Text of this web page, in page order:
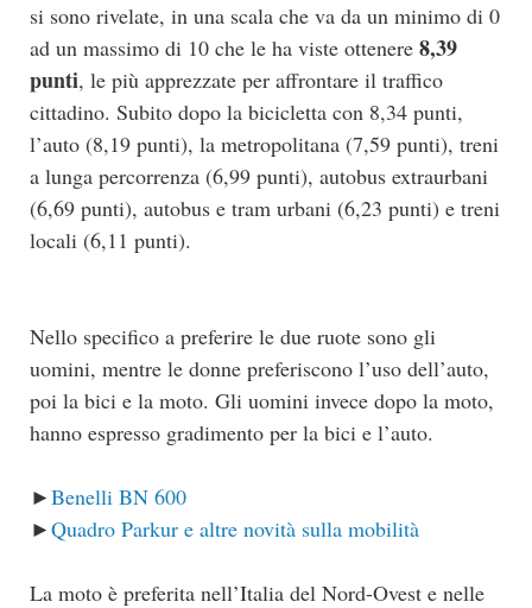
si sono rivelate, in una scala che va da un minimo di 0
ad un massimo di 10 che le ha viste ottenere 8,39
punti, le più apprezzate per affrontare il traffico
cittadino. Subito dopo la bicicletta con 8,34 punti,
l’auto (8,19 punti), la metropolitana (7,59 punti), treni
a lunga percorrenza (6,99 punti), autobus extraurbani
(6,69 punti), autobus e tram urbani (6,23 punti) e treni
locali (6,11 punti).
Nello specifico a preferire le due ruote sono gli
uomini, mentre le donne preferiscono l’uso dell’auto,
poi la bici e la moto. Gli uomini invece dopo la moto,
hanno espresso gradimento per la bici e l’auto.
►Benelli BN 600
►Quadro Parkur e altre novità sulla mobilità
La moto è preferita nell’Italia del Nord-Ovest e nelle